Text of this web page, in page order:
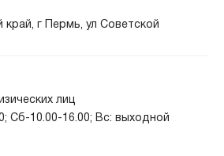
край, г Пермь, ул Советской
лиц
Сб-10.00-16.00; Вс: выходной